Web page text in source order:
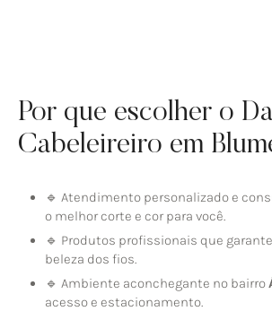
Por que escolher o
Cabeleireiro em
🔹 Atendimento personalizado e
o melhor corte e cor para você.
🔹 Produtos profissionais que
beleza dos fios.
🔹 Ambiente aconchegante no bairro
acesso e estacionamento.